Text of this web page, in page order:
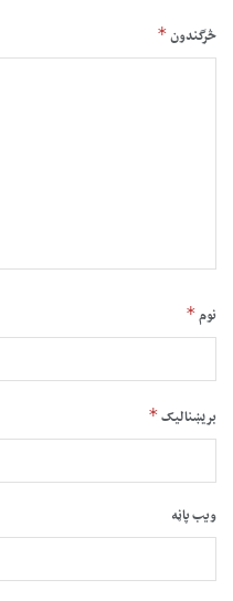
څرگندون*
نوم*
بریښنالیک*
ویب پاڼه